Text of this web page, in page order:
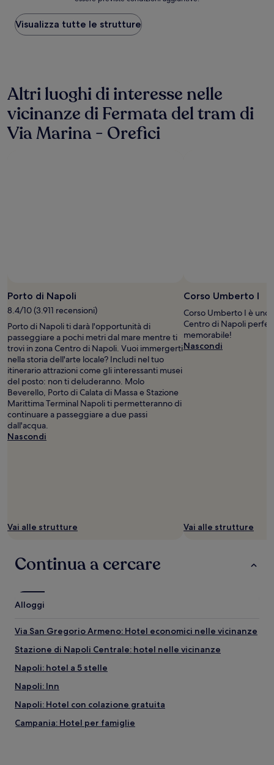
più
basso
trovato
per
un
soggiorno
di
1
Visualizza tutte le strutture
Altri luoghi di interesse nelle
vicinanze di Fermata del tram di
Via Marina - Orefici
Porto di Napoli
8.4/10 (3.911 recensioni)
Porto di Napoli ti darà l'opportunità di
passeggiare a pochi metri dal mare mentre ti
trovi in zona Centro di Napoli. Vuoi immergerti
nella storia dell'arte locale? Includi nel tuo
itinerario attrazioni come gli interessanti musei
del posto: non ti deluderanno. Molo
Beverello, Porto di Calata di Massa e Stazione
Marittima Terminal Napoli ti permetteranno di
continuare a passeggiare a due passi
dall'acqua.
Nascondi
Vai alle strutture
Corso Umberto I
Corso Umberto I è uno
Centro di Napoli
memorabile!
Nascondi
Vai alle strutture
Continua a cercare
Alloggi
Via San Gregorio Armeno: Hotel economici nelle vicinanze
Stazione di Napoli Centrale: hotel nelle vicinanze
Napoli: hotel a 5 stelle
Napoli: Inn
Napoli: Hotel con colazione gratuita
Campania: Hotel per famiglie